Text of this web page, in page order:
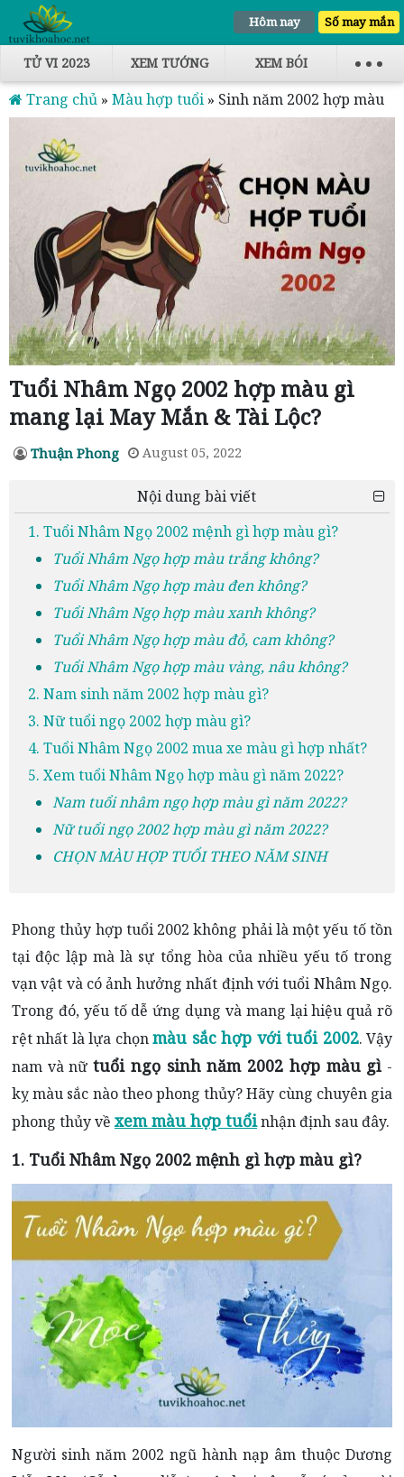
Hôm nay Số may mắn
TỬ VI 2023 XEM TƯỚNG XEM BÓI
Trang chủ » Màu hợp tuổi » Sinh năm 2002 hợp màu
Tuổi Nhâm Ngọ 2002 hợp màu gì
mang lại May Mắn & Tài Lộc?
Thuận Phong August 05, 2022
Nội dung bài viết
1. Tuổi Nhâm Ngọ 2002 mệnh gì hợp màu gì?
Tuổi Nhâm Ngọ hợp màu trắng không?
Tuổi Nhâm Ngọ hợp màu đen không?
Tuổi Nhâm Ngọ hợp màu xanh không?
Tuổi Nhâm Ngọ hợp màu đỏ, cam không?
Tuổi Nhâm Ngọ hợp màu vàng, nâu không?
2. Nam sinh năm 2002 hợp màu gì?
3. Nữ tuổi ngọ 2002 hợp màu gì?
4. Tuổi Nhâm Ngọ 2002 mua xe màu gì hợp nhất?
5. Xem tuổi Nhâm Ngọ hợp màu gì năm 2022?
Nam tuổi nhâm ngọ hợp màu gì năm 2022?
Nữ tuổi ngọ 2002 hợp màu gì năm 2022?
CHỌN MÀU HỢP TUỔI THEO NĂM SINH
Phong thủy hợp tuổi 2002 không phải là một yếu tố tồn
tại độc lập mà là sự tổng hòa của nhiều yếu tố trong
vạn vật và có ảnh hưởng nhất định với tuổi Nhâm Ngọ.
Trong đó, yếu tố dễ ứng dụng và mang lại hiệu quả rõ
rệt nhất là lựa chọnmàu sắc hợp với tuổi 2002. Vậy
nam và nữtuổi ngọ sinh năm 2002 hợp màu gì -
kỵ màu sắc nào theo phong thủy? Hãy cùng chuyên gia
phong thủy về xem màu hợp tuổinhận định sau đây.
1. Tuổi Nhâm Ngọ 2002 mệnh gì hợp màu gì?
Người sinh năm 2002 ngũ hành nạp âm thuộc Dương